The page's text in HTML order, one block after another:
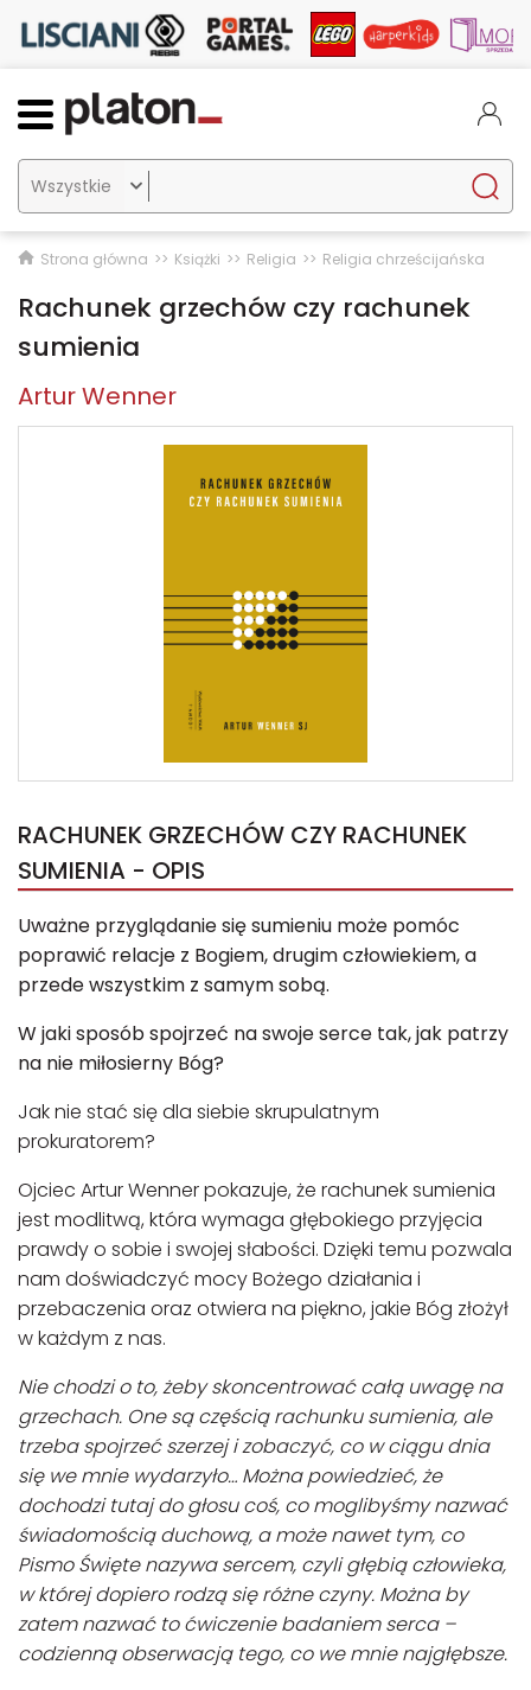

Strona główna Książki Religia Religia chrześcijańska
Rachunek grzechów czy rachunek
sumienia
Artur Wenner
RACHUNEK GRZECHÓW CZY RACHUNEK
SUMIENIA - OPIS
Uważne przyglądanie się sumieniu może pomóc
poprawić relacje z Bogiem, drugim człowiekiem, a
przede wszystkim z samym sobą.
W jaki sposób spojrzeć na swoje serce tak, jak patrzy
na nie miłosierny Bóg?
Jak nie stać się dla siebie skrupulatnym
prokuratorem?
Ojciec Artur Wenner pokazuje, że rachunek sumienia
jest modlitwą, która wymaga głębokiego przyjęcia
prawdy o sobie i swojej słabości. Dzięki temu pozwala
nam doświadczyć mocy Bożego działania i
przebaczenia oraz otwiera na piękno, jakie Bóg złożył
w każdym z nas.
Nie chodzi o to, żeby skoncentrować całą uwagę na
grzechach. One są częścią rachunku sumienia, ale
trzeba spojrzeć szerzej i zobaczyć, co w ciągu dnia
się we mnie wydarzyło… Można powiedzieć, że
dochodzi tutaj do głosu coś, co moglibyśmy nazwać
świadomością duchową, a może nawet tym, co
Pismo Święte nazywa sercem, czyli głębią człowieka,
w której dopiero rodzą się różne czyny. Można by
zatem nazwać to ćwiczenie badaniem serca –
codzienną obserwacją tego, co we mnie najgłębsze.